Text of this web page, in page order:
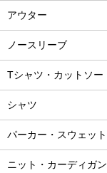
アウター
ノースリーブ
Tシャツ・カットソー
シャツ
パーカー・スウェット
ニット・カーディガン